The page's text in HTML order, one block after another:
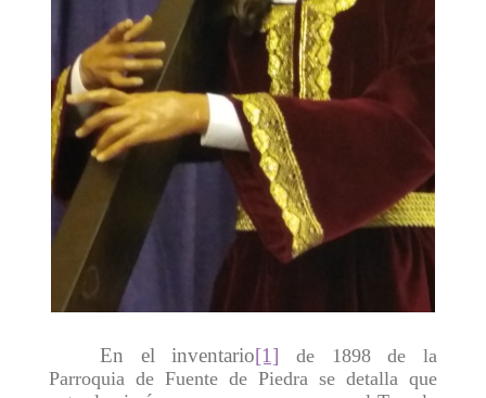
En el inventario[1] de 1898 de la
Parroquia de Fuente de Piedra se detalla que